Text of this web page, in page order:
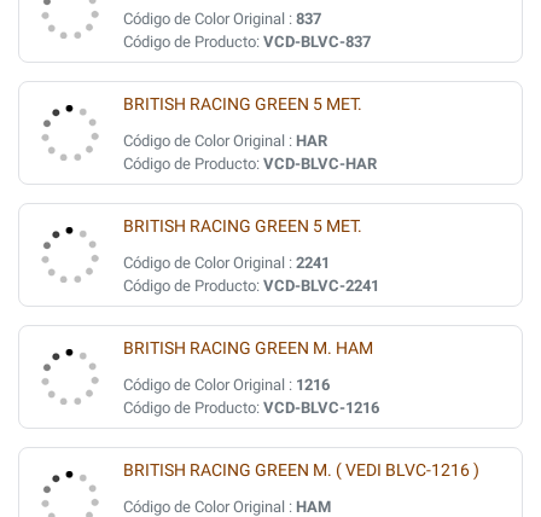
Código de Color Original : 837
Código de Producto: VCD-BLVC-837
BRITISH RACING GREEN 5 MET.
Código de Color Original : HAR
Código de Producto: VCD-BLVC-HAR
BRITISH RACING GREEN 5 MET.
Código de Color Original : 2241
Código de Producto: VCD-BLVC-2241
BRITISH RACING GREEN M. HAM
Código de Color Original : 1216
Código de Producto: VCD-BLVC-1216
BRITISH RACING GREEN M. ( VEDI BLVC-1216 )
Código de Color Original : HAM